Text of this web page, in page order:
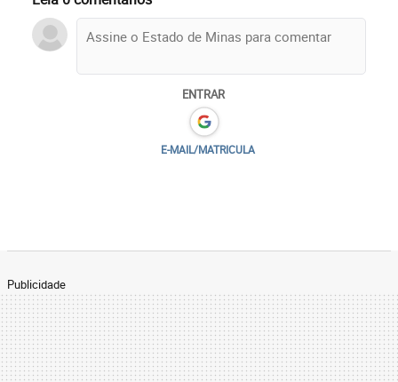
ENTRAR
E-MAIL/MATRICULA
Publicidade